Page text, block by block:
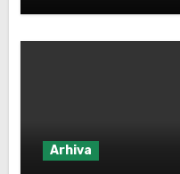
Arhiva